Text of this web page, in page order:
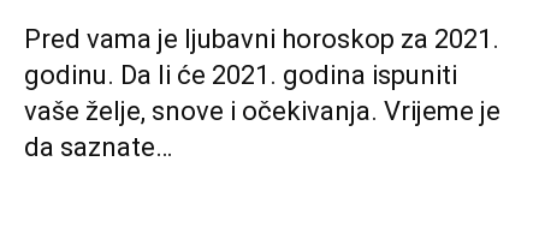
Pred vama je ljubavni horoskop za 2021.
godinu. Da li će 2021. godina ispuniti
vaše želje, snove i očekivanja. Vrijeme je
da saznate…